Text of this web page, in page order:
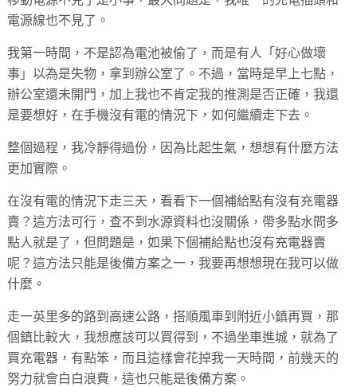
電源線也不見了。
我第一時間，不是認為電池被偷了，而是有人「好心做壞
事」以為是失物，拿到辦公室了。不過，當時是早上七點，
辦公室還未開門，加上我也不肯定我的推測是否正確，我還
是要想好，在手機沒有電的情況下，如何繼續走下去。
整個過程，我冷靜得過份，因為比起生氣，想想有什麼方法
更加實際。
在沒有電的情況下走三天，看看下一個補給點有沒有充電器
賣？這方法可行，查不到水源資料也沒關係，帶多點水問多
點人就是了，但問題是，如果下個補給點也沒有充電器賣
呢？這方法只能是後備方案之一，我要再想想現在我可以做
什麼。
走一英里多的路到高速公路，搭順風車到附近小鎮再買，那
個鎮比較大，我想應該可以買得到，不過坐車進城，就為了
買充電器，有點笨，而且這樣會花掉我一天時間，前幾天的
努力就會白白浪費，這也只能是後備方案。